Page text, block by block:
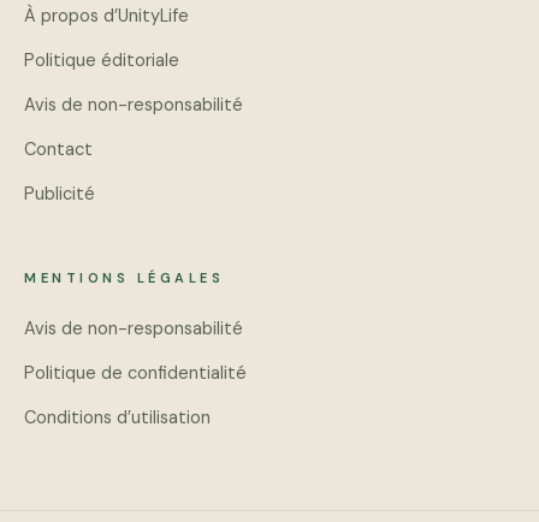
À propos d’UnityLife
Politique éditoriale
Avis de non-responsabilité
Contact
Publicité
MENTIONS LÉGALES
Avis de non-responsabilité
Politique de confidentialité
Conditions d’utilisation